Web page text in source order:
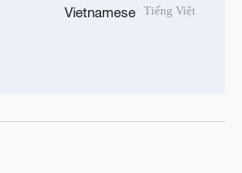
Vietnamese Tiếng Việt